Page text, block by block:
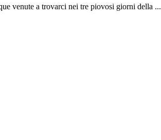
Festa
venute a trovarci nei tre piovosi giorni della ...